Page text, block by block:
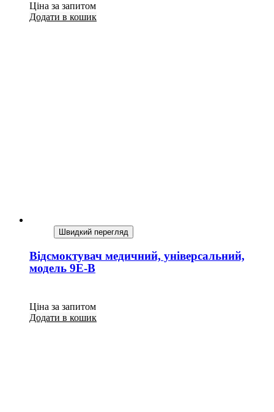
Ціна за запитом
Додати в кошик
Швидкий перегляд
Відсмоктувач медичний, універсальний,
модель 9Е-В
Ціна за запитом
Додати в кошик